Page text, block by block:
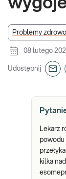
Problemy
08 lutego
Udostępnij
Lekarz
powodu
kilka